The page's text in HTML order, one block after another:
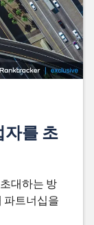
자를 초
대하는 방
파트너십을